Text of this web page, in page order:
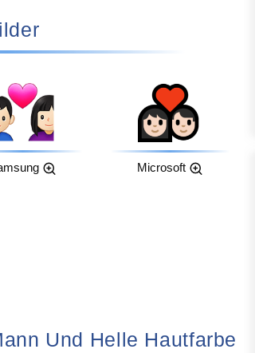
Bilder
Microsoft
Mann Und Helle Hautfarbe